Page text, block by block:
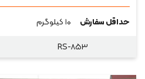
حداقل سفارش
۱۰ کیلوگرم
RS-۸۵۳